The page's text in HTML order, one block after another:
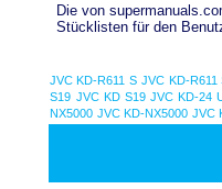
Die von
Stücklisten für den
JVC KD-R611 S JVC KD-R611
S19 JVC KD S19 JVC KD-24
NX5000 JVC KD-NX5000 JVC